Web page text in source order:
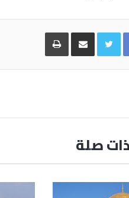
Facebook
Twitterمشاركة
البريد
طباعة
صلة